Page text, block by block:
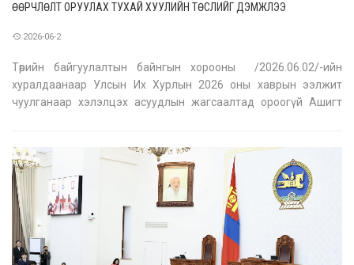
ӨӨРЧЛӨЛТ ОРУУЛАХ ТУХАЙ ХУУЛИЙН ТӨСЛИЙГ ДЭМЖЛЭЭ
2026-06-2
Төрийн байгуулалтын байнгын хорооны /2026.06.02/-ийн
хуралдаанаар Улсын Их Хурлын 2026 оны хаврын ээлжит
чуулганаар хэлэлцэх асуудлын жагсаалтад ороогүй Ашигт
хэлэлцээрийг соёрхон батлах тухай